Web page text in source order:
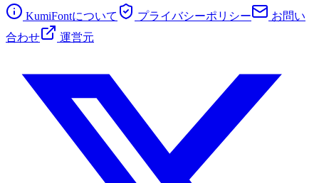
KumiFontについて プライバシーポリシー
お問い
合わせ
運営元